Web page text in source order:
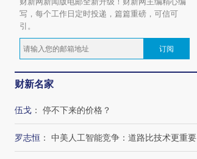
写，每个工作日定时投递，篇篇重磅，可信可
引。
订阅
财新名家
伍戈 ： 停不下来的价格？
罗志恒 ： 中美人工智能竞争：道路比技术更重要